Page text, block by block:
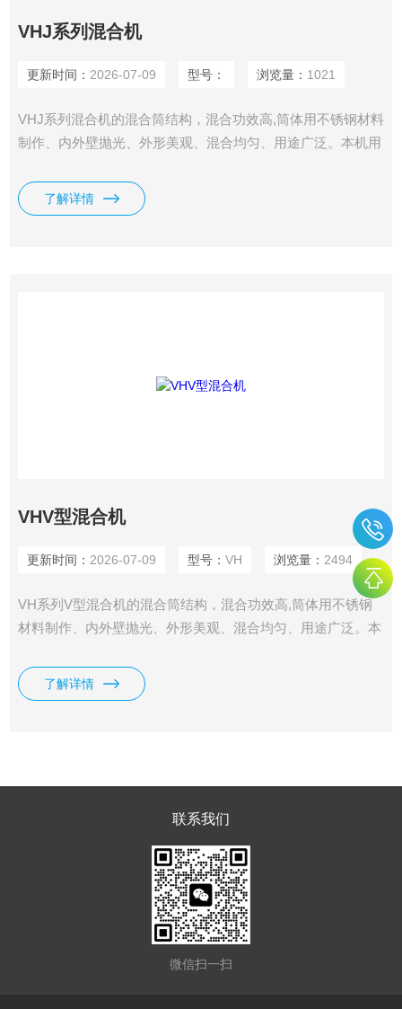
VHJ系列混合机
更新时间： 2026-07-09 型号： 浏览量： 1021
VHJ系列混合机的混合筒结构，混合功效高,筒体用不锈钢材料
制作、内外壁抛光、外形美观、混合均匀、用途广泛。本机用
了解详情
VHV型混合机
更新时间： 2026-07-09 型号： VH 浏览量： 2494
VH系列V型混合机的混合筒结构，混合功效高,筒体用不锈钢
材料制作、内外壁抛光、外形美观、混合均匀、用途广泛。本
了解详情
联系我们
微信扫一扫